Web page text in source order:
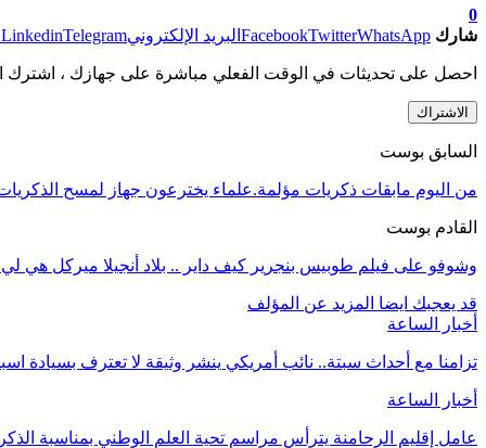
0
شارك
FacebookTwitterWhatsApp البريد الإلكتروني LinkedinTelegram
احصل على تحديثات في الوقت الفعلي مباشرة على جهازك ، اشترك
الاشتراك
السابق بوست
من اليوم مابقات ذكريات مؤلمة.علماء يخترعون جهاز لمسح الذكريات
القادم بوست
وشوفو على فيلم طوبيس بنجرير كيف داير .. بلاد أنجيلا ميركل هي
قد يعجبك ايضا المزيد عن المؤلف
أخبار الساعة
تزامنا مع أحداث سبتة.. نائب أمريكي ينشر وثيقة لا تعترف بسيادة
أخبار الساعة
عامل إقليم الرحامنة يترأس مراسم تحية العلم الوطني بمناسبة